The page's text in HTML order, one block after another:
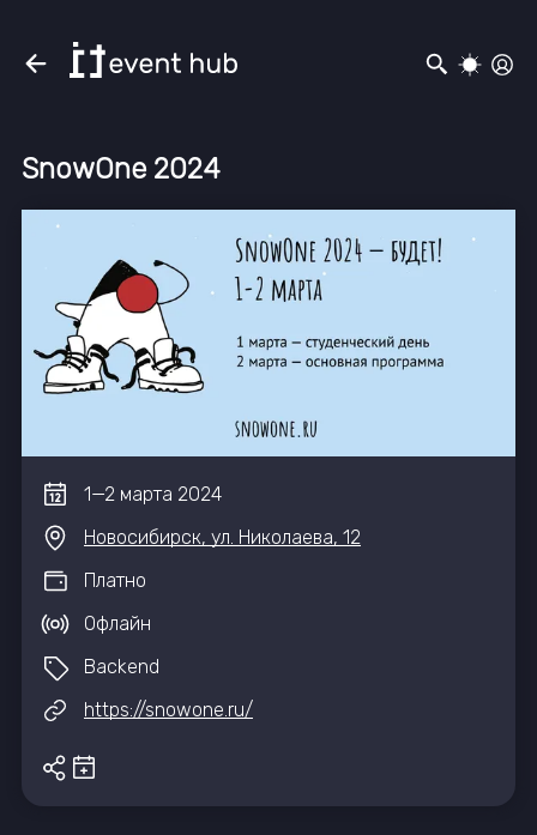
SnowOne 2024
1—2 марта 2024
Новосибирск, ул. Николаева, 12
Платно
Офлайн
Backend
https://snowone.ru/